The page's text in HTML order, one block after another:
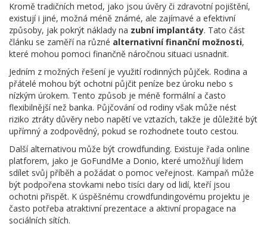
Kromě tradičních metod, jako jsou úvěry či zdravotní pojištění,
existují i jiné, možná méně známé, ale zajímavé a efektivní
způsoby, jak pokrýt náklady na zubní implantáty. Tato část
článku se zaměří na různé alternativní finanční možnosti,
které mohou pomoci finančně náročnou situaci usnadnit.
Jedním z možných řešení je využití rodinných půjček. Rodina a
přátelé mohou být ochotni půjčit peníze bez úroku nebo s
nízkým úrokem. Tento způsob je méně formální a často
flexibilnější než banka. Půjčování od rodiny však může nést
riziko ztráty důvěry nebo napětí ve vztazích, takže je důležité být
upřímný a zodpovědný, pokud se rozhodnete touto cestou.
Další alternativou může být crowdfunding. Existuje řada online
platforem, jako je GoFundMe a Donio, které umožňují lidem
sdílet svůj příběh a požádat o pomoc veřejnost. Kampaň může
být podpořena stovkami nebo tisíci dary od lidí, kteří jsou
ochotni přispět. K úspěšnému crowdfundingovému projektu je
často potřeba atraktivní prezentace a aktivní propagace na
sociálních sítích.